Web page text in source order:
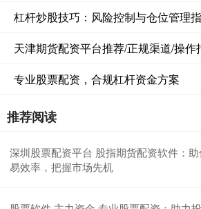
杠杆炒股技巧：风险控制与仓位管理
天津期货配资平台推荐/正规渠道/操作
专业股票配资，合规杠杆资金方案
推荐阅读
深圳股票配资平台 股指期货配资软件：
易效率，把握市场先机